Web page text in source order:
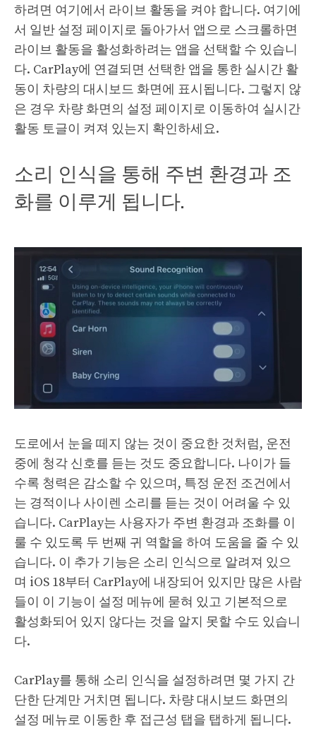
하려면 여기에서 라이브 활동을 켜야 합니다. 여기에
서 일반 설정 페이지로 돌아가서 앱으로 스크롤하면
라이브 활동을 활성화하려는 앱을 선택할 수 있습니
다. CarPlay에 연결되면 선택한 앱을 통한 실시간 활
동이 차량의 대시보드 화면에 표시됩니다. 그렇지 않
은 경우 차량 화면의 설정 페이지로 이동하여 실시간
활동 토글이 켜져 있는지 확인하세요.
소리 인식을 통해 주변 환경과 조
화를 이루게 됩니다.
도로에서 눈을 떼지 않는 것이 중요한 것처럼, 운전
중에 청각 신호를 듣는 것도 중요합니다. 나이가 들
수록 청력은 감소할 수 있으며, 특정 운전 조건에서
는 경적이나 사이렌 소리를 듣는 것이 어려울 수 있
습니다. CarPlay는 사용자가 주변 환경과 조화를 이
룰 수 있도록 두 번째 귀 역할을 하여 도움을 줄 수 있
습니다. 이 추가 기능은 소리 인식으로 알려져 있으
며 iOS 18부터 CarPlay에 내장되어 있지만 많은 사람
들이 이 기능이 설정 메뉴에 묻혀 있고 기본적으로
활성화되어 있지 않다는 것을 알지 못할 수도 있습니
다.
CarPlay를 통해 소리 인식을 설정하려면 몇 가지 간
단한 단계만 거치면 됩니다. 차량 대시보드 화면의
설정 메뉴로 이동한 후 접근성 탭을 탭하게 됩니다.